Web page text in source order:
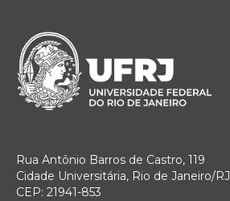
Rua Antônio Barros de Castro, 119
Cidade Universitária, Rio de Janeiro/RJ
CEP: 21941-853